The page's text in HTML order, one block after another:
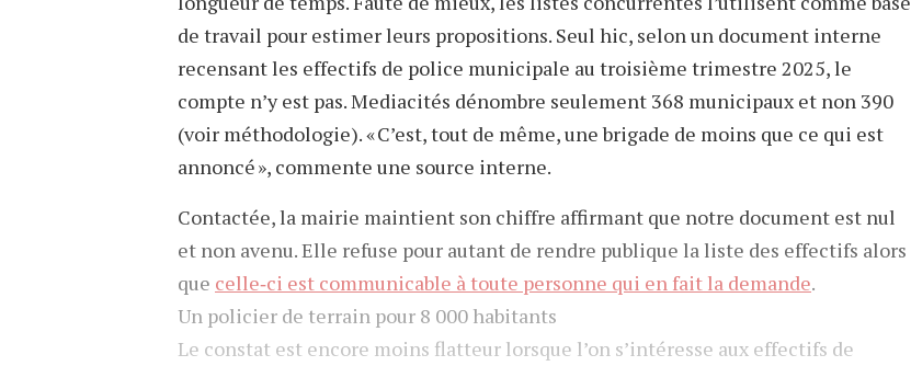
de travail pour estimer leurs propositions. Seul hic, selon un document interne
recensant les effectifs de police municipale au troisième trimestre 2025, le
compte n’y est pas. Mediacités dénombre seulement 368 municipaux et non 390
(voir méthodologie). « C’est, tout de même, une brigade de moins que ce qui est
annoncé », commente une source interne.
Contactée, la mairie maintient son chiffre affirmant que notre document est nul
et non avenu. Elle refuse pour autant de rendre publique la liste des effectifs alors
que celle‐ci est communicable à toute personne qui en fait la demande.
Un policier de terrain pour 8 000 habitants
Le constat est encore moins flatteur lorsque l’on s’intéresse aux effectifs de